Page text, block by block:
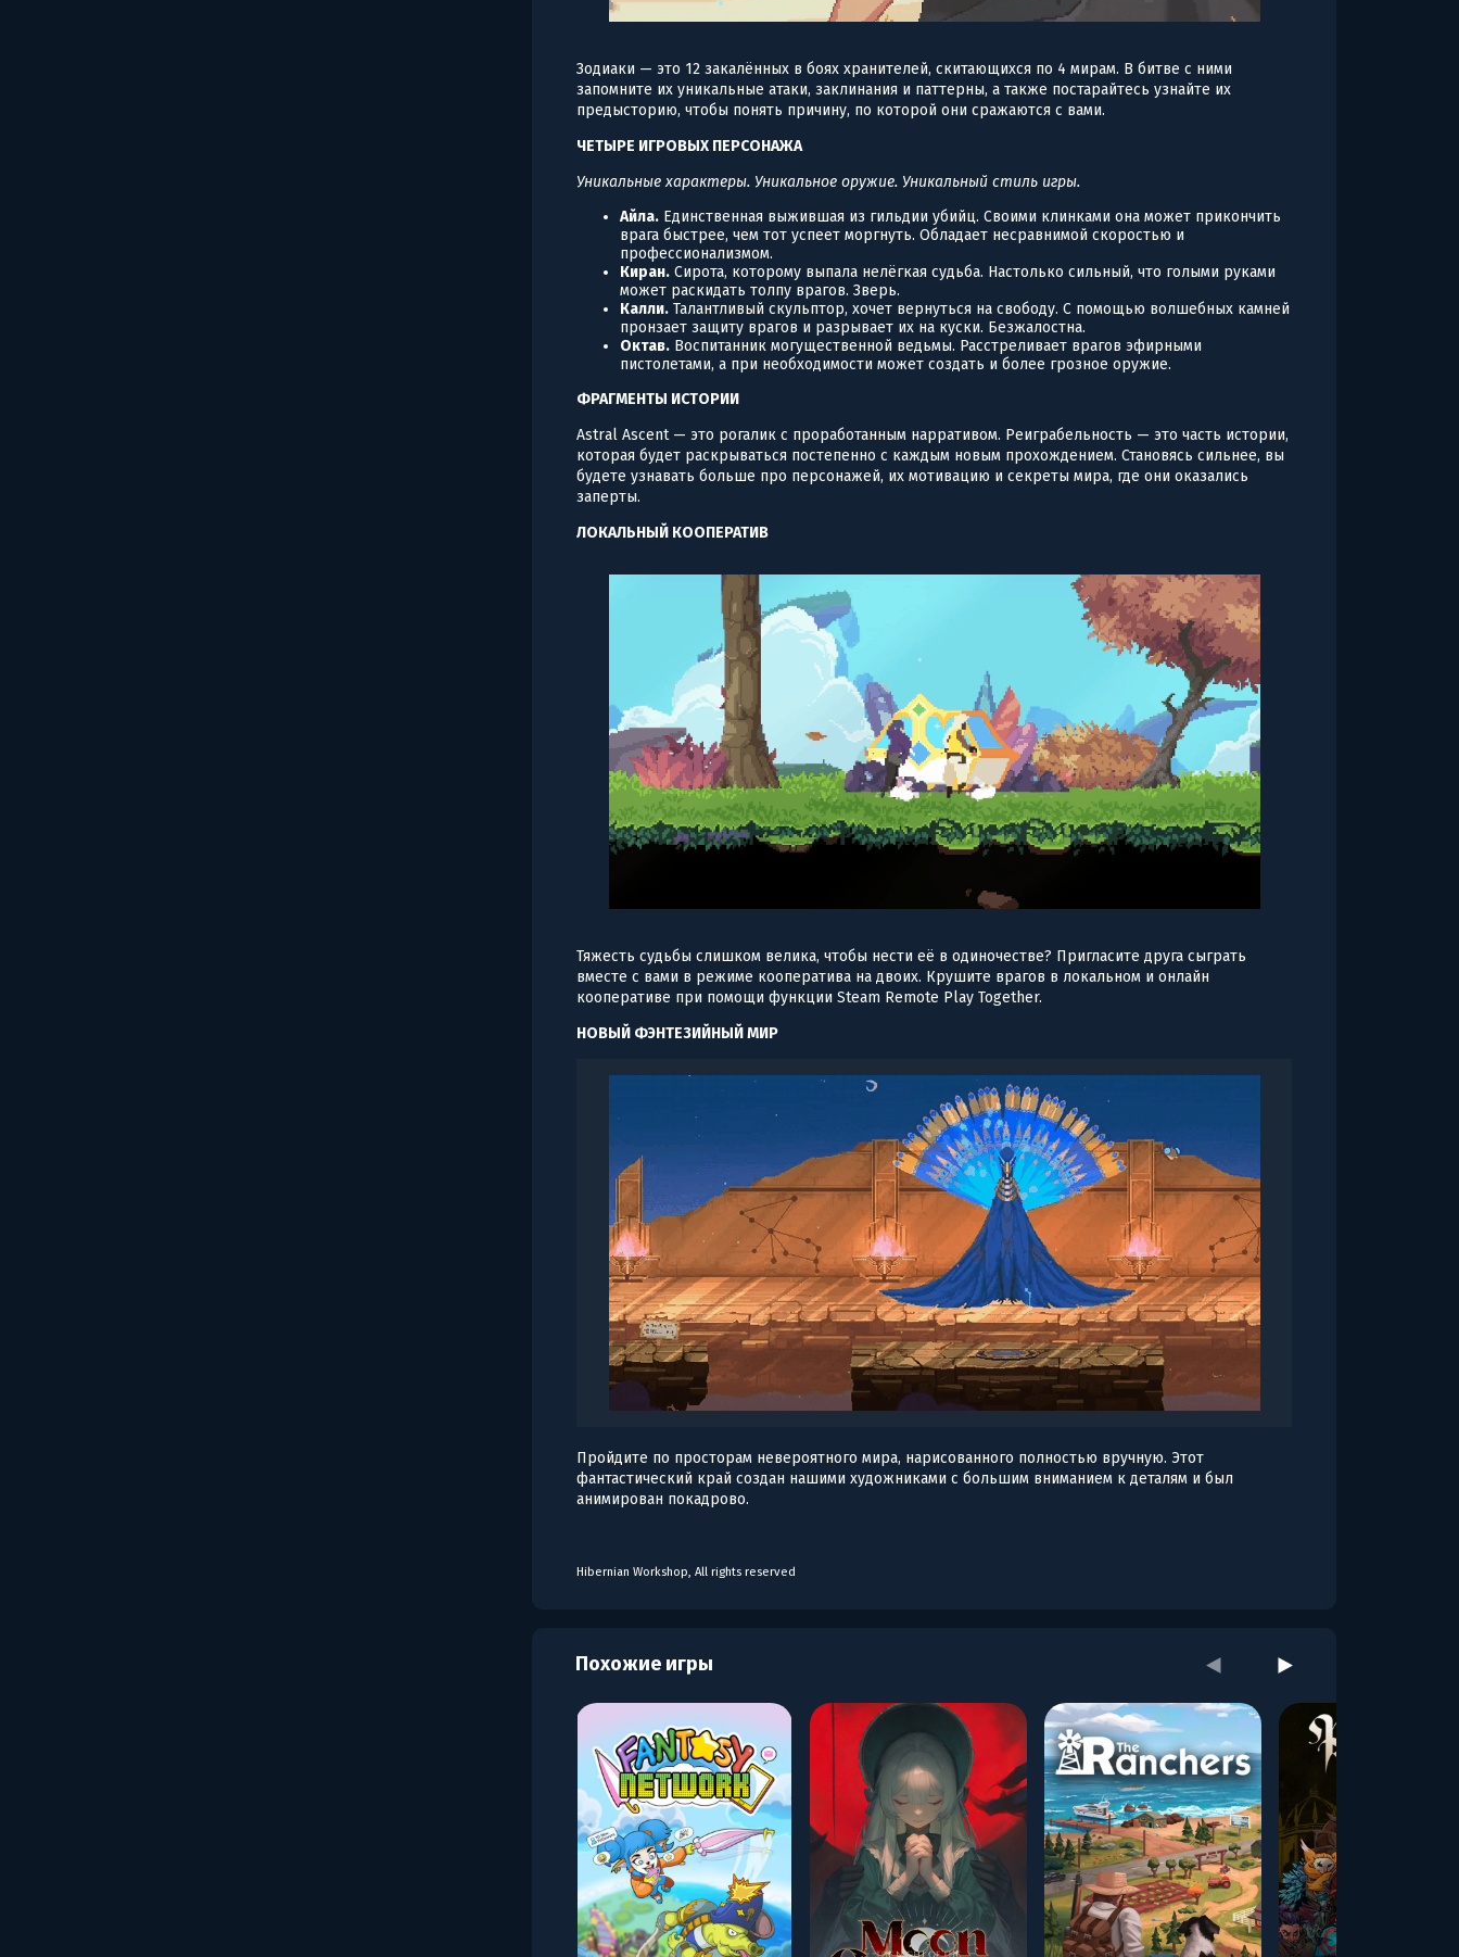
Зодиаки — это 12 закалённых в боях хранителей, скитающихся по 4 мирам. В битве с ними
запомните их уникальные атаки, заклинания и паттерны, а также постарайтесь узнайте их
предысторию, чтобы понять причину, по которой они сражаются с вами.
ЧЕТЫРЕ ИГРОВЫХ ПЕРСОНАЖА
Уникальные характеры. Уникальное оружие. Уникальный стиль игры.
Айла. Единственная выжившая из гильдии убийц. Своими клинками она может прикончить
врага быстрее, чем тот успеет моргнуть. Обладает несравнимой скоростью и
профессионализмом.
Киран. Сирота, которому выпала нелёгкая судьба. Настолько сильный, что голыми руками
может раскидать толпу врагов. Зверь.
Калли. Талантливый скульптор, хочет вернуться на свободу. С помощью волшебных камней
пронзает защиту врагов и разрывает их на куски. Безжалостна.
Октав. Воспитанник могущественной ведьмы. Расстреливает врагов эфирными
пистолетами, а при необходимости может создать и более грозное оружие.
ФРАГМЕНТЫ ИСТОРИИ
Astral Ascent — это рогалик с проработанным нарративом. Реиграбельность — это часть истории,
которая будет раскрываться постепенно с каждым новым прохождением. Становясь сильнее, вы
будете узнавать больше про персонажей, их мотивацию и секреты мира, где они оказались
заперты.
ЛОКАЛЬНЫЙ КООПЕРАТИВ
Тяжесть судьбы слишком велика, чтобы нести её в одиночестве? Пригласите друга сыграть
вместе с вами в режиме кооператива на двоих. Крушите врагов в локальном и онлайн
кооперативе при помощи функции Steam Remote Play Together.
НОВЫЙ ФЭНТЕЗИЙНЫЙ МИР
Пройдите по просторам невероятного мира, нарисованного полностью вручную. Этот
фантастический край создан нашими художниками с большим вниманием к деталям и был
анимирован покадрово.
Hibernian Workshop, All rights reserved
Похожие игры